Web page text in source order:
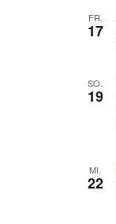
FR.
17
SO.
19
MI.
22